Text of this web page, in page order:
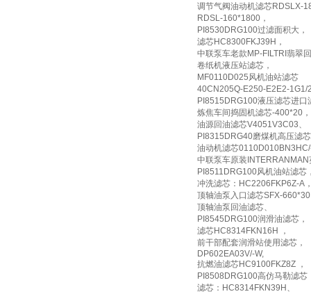
调节气阀油动机滤芯RDSLX-
RDSL-160*1800，
PI8530DRG100过滤面积大，
滤芯HC8300FKJ39H，
中联泵车老款MP-FILTRI翡翠
卷纸机液压站滤芯，
MF0110D025风机油站滤芯
40CN205Q-E250-E2E2-1G1/
PI8515DRG100液压滤芯进口
炼焦车间捣固机滤芯-400*20，
油源回油滤芯V4051V3C03、
PI8315DRG40磨煤机高压滤
油动机滤芯
中联泵车原装
PI8511DRG100风机油站滤芯
冲洗滤芯：HC2206FKP6Z-A
顶轴油泵入口滤芯SFX-
顶轴油泵回油滤芯、
PI8545DRG100润滑油滤芯，
滤芯HC8314FKN16H ，
前干部配套润滑站使用滤芯，
DP602EA03V/-W,
抗燃油滤芯HC9100FKZ8Z ，
PI8508DRG100高仿马勒滤芯
滤芯：HC8314FKN39H、